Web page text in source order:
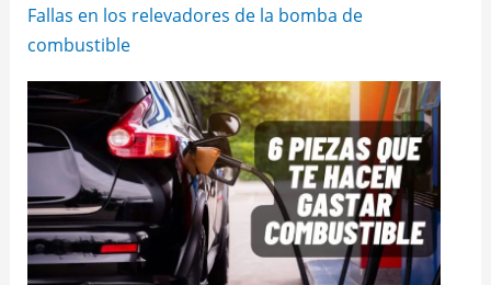
Fallas en los relevadores de la bomba de
combustible